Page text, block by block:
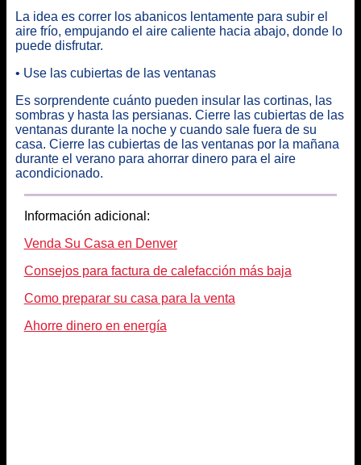
La idea es correr los abanicos lentamente para subir el
aire frío, empujando el aire caliente hacia abajo, donde lo
puede disfrutar.
• Use las cubiertas de las ventanas
Es sorprendente cuánto pueden insular las cortinas, las
sombras y hasta las persianas. Cierre las cubiertas de las
ventanas durante la noche y cuando sale fuera de su
casa. Cierre las cubiertas de las ventanas por la mañana
durante el verano para ahorrar dinero para el aire
acondicionado.
Información adicional:
Venda Su Casa en Denver
Consejos para factura de calefacción más baja
Como preparar su casa para la venta
Ahorre dinero en energía